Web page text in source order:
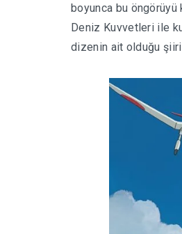
boyunca bu öngörüyü
Deniz Kuvvetleri ile
dizenin ait olduğu